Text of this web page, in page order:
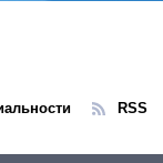
RSS